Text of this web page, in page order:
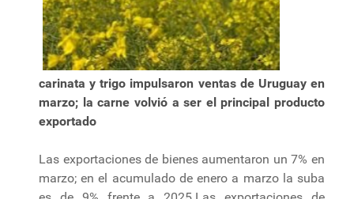
carinata y trigo impulsaron ventas de Uruguay en
marzo; la carne volvió a ser el principal producto
exportado
Las exportaciones de bienes aumentaron un 7% en
marzo; en el acumulado de enero a marzo la suba